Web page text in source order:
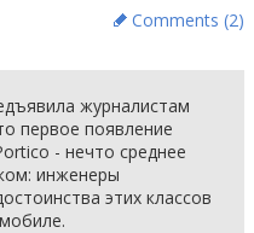
Comments (2)
журналистам
первое появление
- нечто среднее
инженеры
этих классов